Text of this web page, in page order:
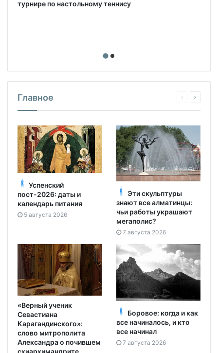
турнире по настольному теннису
Главное
Успенский
пост-2026: даты и
календарь питания
5 августа 2026
Эти скульптуры
знают все алматинцы:
чьи работы украшают
мегаполис?
7 августа 2026
«Верный ученик
Севастиана
Карагандинского»:
слово митрополита
Александра о почившем
Боровое: когда и как
все начиналось, и кто
все начинал
7 августа 2026